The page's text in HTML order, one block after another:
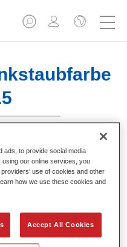
is een
van epoxyhars, dat een
biedt op gezandstraalde
vochtbestendigheid.
de juiste oppervlakte- en
resistente afwerking op.
is, kan deze worden
ads, to provide social media
our online services, you
use of cookies and other
how we use these cookies and
Accept All Cookies